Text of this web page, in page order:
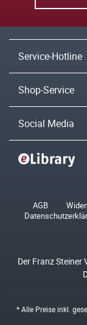
Service-Hotline
Shop-Service
Social Media
AGB
Der Franz Steiner
* Alle Preise inkl.